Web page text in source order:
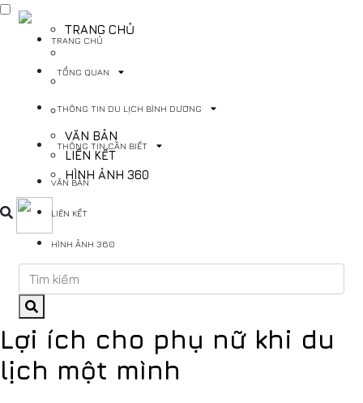
TRANG CHỦ
THÔNG TIN CẦN BIẾT
VĂN BẢN
LIÊN KẾT
HÌNH ẢNH 360
TRANG CHỦ
TỔNG QUAN
THÔNG TIN DU LỊCH BÌNH DƯƠNG
THÔNG TIN CẦN BIẾT
VĂN BẢN
LIÊN KẾT
HÌNH ẢNH 360
Lợi ích cho phụ nữ khi du
lịch một mình